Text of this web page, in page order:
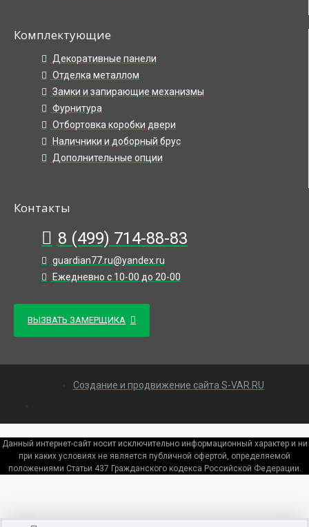
Комплектующие
Декоративные панели
Отделка металлом
Замки и запирающие механизмы
Фурнитура
Отбортовка коробки двери
Наличники и доборный брус
Дополнительные опции
Контакты
8 (499) 714-88-83
guardian77.ru@yandex.ru
Ежедневно с 10-00 до 20-00
ВЫЗВАТЬ ЗАМЕРЩИКА
Создание и продвижение сайта S-VAR.RU
Данный интернет-сайт носит исключительно информационный характер и ни
при каких условиях не является публичной офертой, определяемой
положениями Статьи 437 Гражданского кодекса Российской Федерации.